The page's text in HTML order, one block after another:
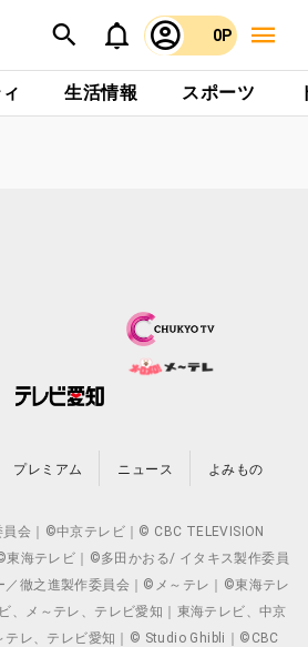
0P
生活情報 スポーツ
プレミアム ニュース よみもの
会｜©中京テレビ｜© CBC TELEVISION
東海テレビ｜©多田かおる/ イタキス製作委員
徹之進製作委員会｜©メ～テレ｜©東海テレ
、メ～テレ、テレビ愛知｜東海テレビ、中京
テレ、テレビ愛知｜© Studio Ghibli｜©CBC